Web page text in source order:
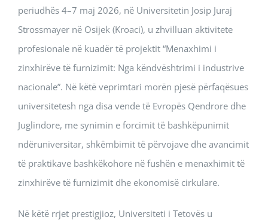
periudhës 4–7 maj 2026, në Universitetin Josip Juraj
Strossmayer në Osijek (Kroaci), u zhvilluan aktivitete
profesionale në kuadër të projektit “Menaxhimi i
zinxhirëve të furnizimit: Nga këndvështrimi i industrive
nacionale”. Në këtë veprimtari morën pjesë përfaqësues
universitetesh nga disa vende të Evropës Qendrore dhe
Juglindore, me synimin e forcimit të bashkëpunimit
ndëruniversitar, shkëmbimit të përvojave dhe avancimit
të praktikave bashkëkohore në fushën e menaxhimit të
zinxhirëve të furnizimit dhe ekonomisë cirkulare.
Në këtë rrjet prestigjioz, Universiteti i Tetovës u